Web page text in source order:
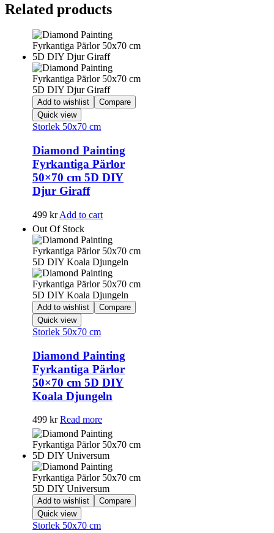
Related products
Add to wishlist
Compare
Quick view
Storlek 50x70 cm
Diamond Painting
Fyrkantiga Pärlor
50×70 cm 5D DIY
Djur Giraff
499 kr Add to cart
Out Of Stock
Add to wishlist
Compare
Quick view
Storlek 50x70 cm
Diamond Painting
Fyrkantiga Pärlor
50×70 cm 5D DIY
Koala Djungeln
499 kr Read more
Add to wishlist
Compare
Quick view
Storlek 50x70 cm